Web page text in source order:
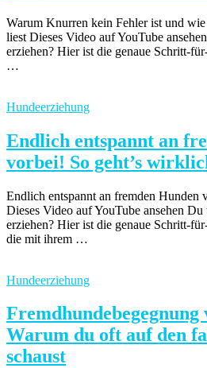
Warum Knurren kein Fehler ist und
liest Dieses Video auf YouTube
erziehen? Hier ist die genaue Schritt-
…
Hundeerziehung
Endlich entspannt an
vorbei! So geht’s
Endlich entspannt an fremden Hunden
Dieses Video auf YouTube ansehen
erziehen? Hier ist die genaue Schritt-
die mit ihrem …
Hundeerziehung
Fremdhundebegegnung
Warum du oft auf den
schaust